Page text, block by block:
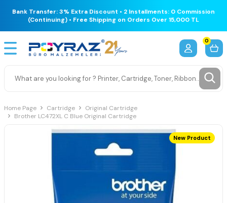
Bank Transfer: 3% Extra Discount • 2 Installments: 0 Commission
(Continuing) • Free Shipping on Orders Over 15,000 TL
0
Home Page Cartridge
Original Cartridge
Brother LC472XL C Blue Original Cartridge
New Product